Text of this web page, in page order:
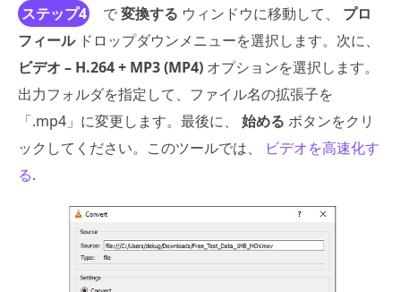
ステップ4 で変換する ウィンドウに移動して、 プロ
フィールドロップダウンメニューを選択します。次に、
ビデオ – H.264 + MP3 (MP4) オプションを選択します。
出力フォルダを指定して、ファイル名の拡張子を
「.mp4」に変更します。最後に、 始める ボタンをクリ
ックしてください。このツールでは、
ビデオを高速化す
る.